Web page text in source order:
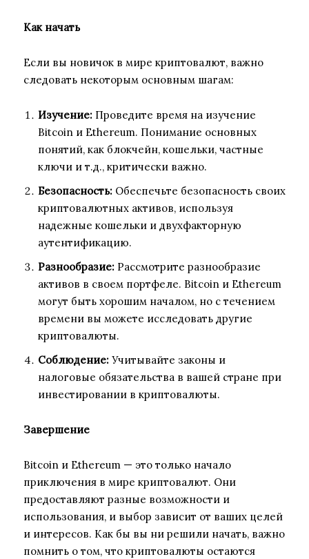
Как начать
Если вы новичок в мире криптовалют, важно
следовать некоторым основным шагам:
Изучение: Проведите время на изучение
Bitcoin и Ethereum. Понимание основных
понятий, как блокчейн, кошельки, частные
ключи и т.д., критически важно.
Безопасность: Обеспечьте безопасность своих
криптовалютных активов, используя
надежные кошельки и двухфакторную
аутентификацию.
Разнообразие: Рассмотрите разнообразие
активов в своем портфеле. Bitcoin и Ethereum
могут быть хорошим началом, но с течением
времени вы можете исследовать другие
криптовалюты.
Соблюдение: Учитывайте законы и
налоговые обязательства в вашей стране при
инвестировании в криптовалюты.
Завершение
Bitcoin и Ethereum — это только начало
приключения в мире криптовалют. Они
предоставляют разные возможности и
использования, и выбор зависит от ваших целей
и интересов. Как бы вы ни решили начать, важно
помнить о том, что криптовалюты остаются